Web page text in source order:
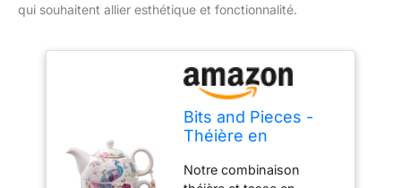
qui souhaitent allier esthétique et fonctionnalité.
Bits and Pieces -
Théière en
et ensemble de
Notre combinaison